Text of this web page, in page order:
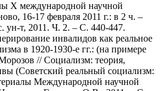
X международной научной
16-17 февраля 2011 г.: в 2 ч. –
ун-т, 2011. Ч. 2. – С. 440-447.
инвалидов как реальное
в 1920-1930-е гг.: (на примере
// Социализм: теория,
(Советский реальный социализм:
Международной научной